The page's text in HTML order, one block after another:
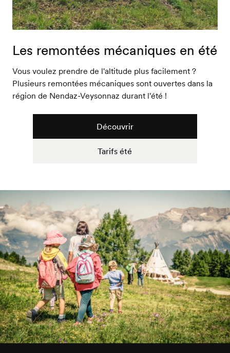
Les remontées mécaniques en été
Vous voulez prendre de l'altitude plus facilement ?
Plusieurs remontées mécaniques sont ouvertes dans la
région de Nendaz-Veysonnaz durant l'été !
Découvrir
Tarifs été